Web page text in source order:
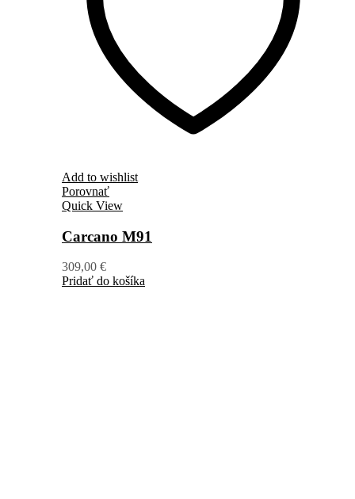
Add to wishlist
Porovnať
Quick View
Carcano M91
309,00 €
Pridať do košíka